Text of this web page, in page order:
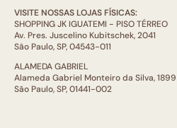
VISITE NOSSAS LOJAS FÍSICAS:
SHOPPING JK IGUATEMI - PISO TÉRREO
Av. Pres. Juscelino Kubitschek, 2041
São Paulo, SP, 04543-011
ALAMEDA GABRIEL
Alameda Gabriel Monteiro da Silva, 1899
São Paulo, SP, 01441-002